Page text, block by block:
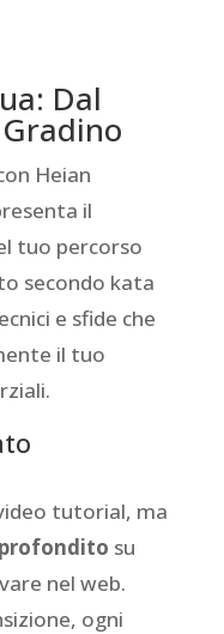
Dal
Heian
il
tuo percorso
secondo kata
e sfide che
il tuo
tutorial, ma
su
nel web.
ogni